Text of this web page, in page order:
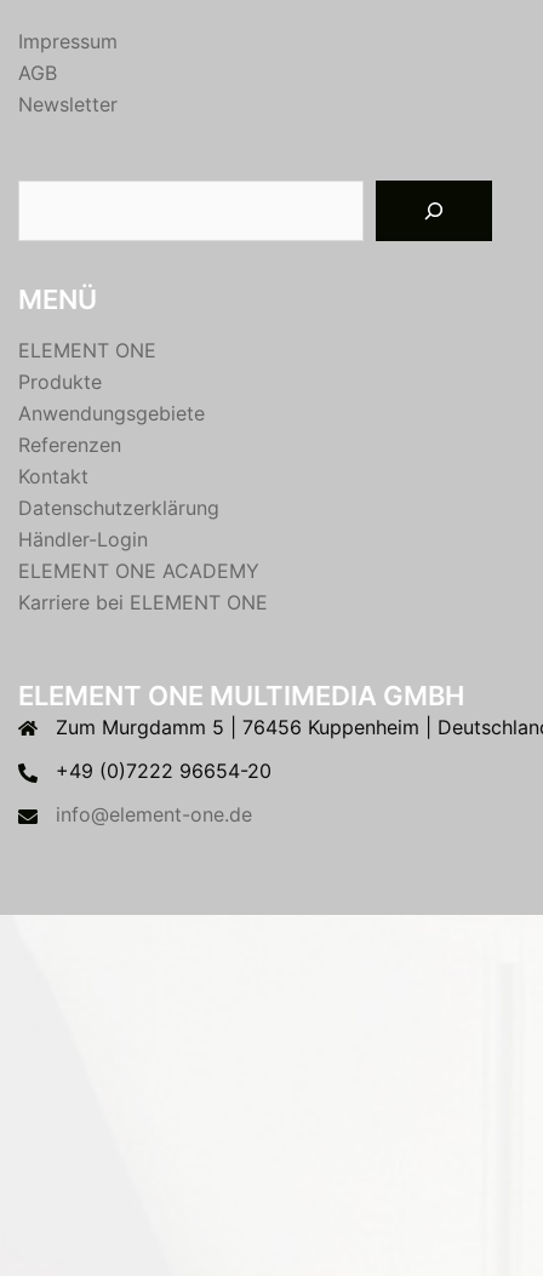
Impressum
AGB
Newsletter
MENÜ
ELEMENT ONE
Produkte
Anwendungsgebiete
Referenzen
Kontakt
Datenschutzerklärung
Händler-Login
ELEMENT ONE ACADEMY
Karriere bei ELEMENT ONE
ELEMENT ONE MULTIMEDIA GMBH
Zum Murgdamm 5 | 76456 Kuppenheim |
+49 (0)7222 96654-20
info@element-one.de